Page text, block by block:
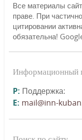
Все материалы
праве. При
цитировании
обязательна!
Информационный
P: Поддержка:
E: mail@inn-